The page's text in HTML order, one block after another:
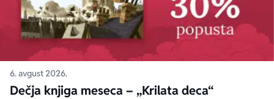
6. avgust 2026.
Dečja knjiga meseca – „Krilata deca“